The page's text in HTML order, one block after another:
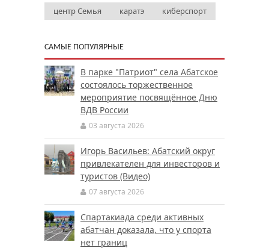
центр Семья
каратэ киберспорт
САМЫЕ ПОПУЛЯРНЫЕ
В парке "Патриот" села Абатское
состоялось торжественное
мероприятие посвящённое Дню
ВДВ России
03 августа 2026
Игорь Васильев: Абатский округ
привлекателен для инвесторов и
туристов (Видео)
07 августа 2026
Спартакиада среди активных
абатчан доказала, что у спорта
нет границ